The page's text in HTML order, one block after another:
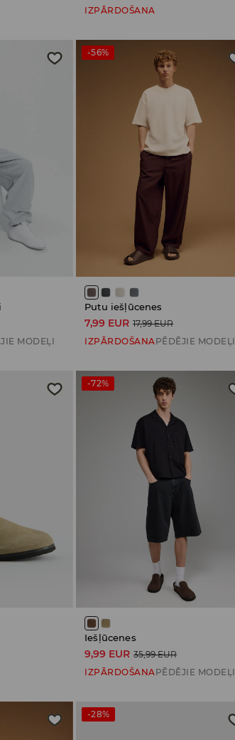
IZPĀRDOŠANA
MODEĻI
-56%
Putu iešļūcenes
7,99 EUR 17,99 EUR
IZPĀRDOŠANAPĒDĒJIE MODEĻI
-72%
Iešļūcenes
9,99 EUR 35,99 EUR
IZPĀRDOŠANAPĒDĒJIE MODEĻI
-28%